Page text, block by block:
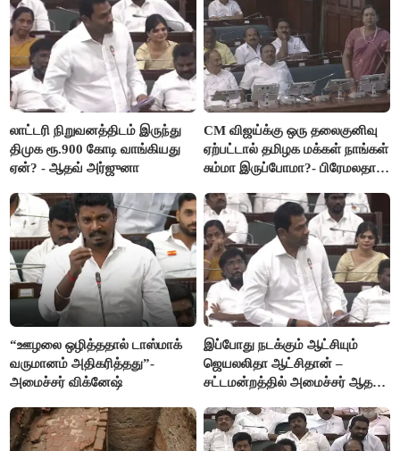
லாட்டரி நிறுவனத்திடம் இருந்து
திமுக ரூ.900 கோடி வாங்கியது
ஏன்? - ஆதவ் அர்ஜுனா
CM விஜய்க்கு ஒரு தலைகுனிவு
ஏற்பட்டால் தமிழக மக்கள் நாங்கள்
சும்மா இருப்போமா?- பிரேமலதா
“ஊழலை ஒழித்ததால் டாஸ்மாக்
வருமானம் அதிகரித்தது”-
அமைச்சர் விக்னேஷ்
இப்போது நடக்கும் ஆட்சியும்
ஜெயலலிதா ஆட்சிதான் –
சட்டமன்றத்தில் அமைச்சர் ஆதவ்